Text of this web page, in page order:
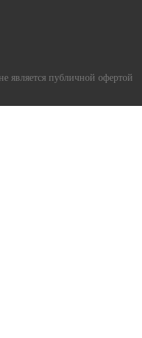
является публичной офертой